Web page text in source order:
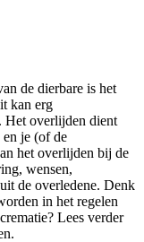
de dierbare is het
kan erg
Het overlijden dient
en je (of de
het overlijden bij de
wensen,
de overledene. Denk
in het regelen
Lees verder